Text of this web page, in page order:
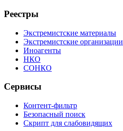
Реестры
Экстремистские материалы
Экстремистские организации
Иноагенты
НКО
СОНКО
Сервисы
Контент-фильтр
Безопасный поиск
Скрипт для слабовидящих